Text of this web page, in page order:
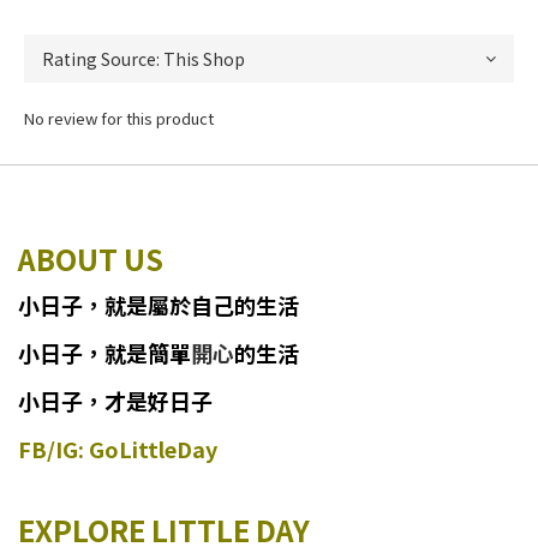
No review for this product
ABOUT US
小日子 ， 就是屬於自己的生活
小日子 ， 就是簡單開心的生活
小日子，才是好日子
FB/IG: GoLittleDay
EXPLORE LITTLE DAY